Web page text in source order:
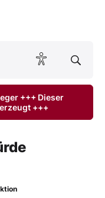
+++ Dieser
+++